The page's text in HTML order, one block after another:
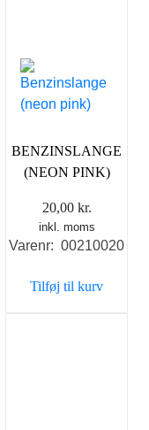
BENZINSLANGE
(NEON PINK)
20,00 kr.
inkl. moms
Varenr: 00210020
Tilføj til kurv